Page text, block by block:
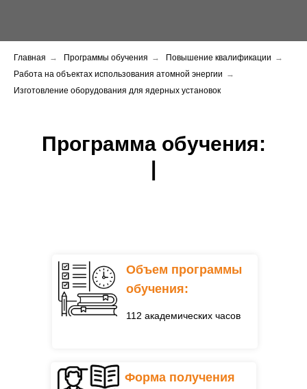
Главная → Программы обучения → Повышение квалификации →
Работа на объектах использования атомной энергии →
Изготовление оборудования для ядерных установок
Программа обучения:
|
112 академических часов
Объем программы
обучения:
Форма получения